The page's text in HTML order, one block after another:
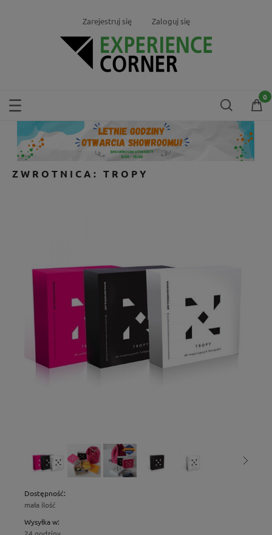
Zarejestruj się Zaloguj się
ZWROTNICA: TROPY
Dostępność:
mała ilość
Wysyłka w: